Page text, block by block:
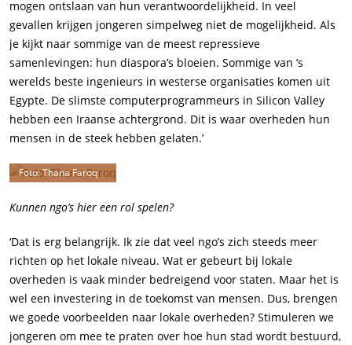
mogen ontslaan van hun verantwoordelijkheid. In veel
gevallen krijgen jongeren simpelweg niet de mogelijkheid. Als
je kijkt naar sommige van de meest repressieve
samenlevingen: hun diaspora’s bloeien. Sommige van ’s
werelds beste ingenieurs in westerse organisaties komen uit
Egypte. De slimste computerprogrammeurs in Silicon Valley
hebben een Iraanse achtergrond. Dit is waar overheden hun
mensen in de steek hebben gelaten.’
Foto: Thana Faroq
Kunnen ngo’s hier een rol spelen?
‘Dat is erg belangrijk. Ik zie dat veel ngo’s zich steeds meer
richten op het lokale niveau. Wat er gebeurt bij lokale
overheden is vaak minder bedreigend voor staten. Maar het is
wel een investering in de toekomst van mensen. Dus, brengen
we goede voorbeelden naar lokale overheden? Stimuleren we
jongeren om mee te praten over hoe hun stad wordt bestuurd,